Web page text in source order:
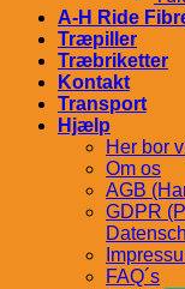
A-H Ride
Træpiller
Træbriketter
Kontakt
Transport
Hjælp
Her bor
Om os
AGB
GDPR
FAQ´s